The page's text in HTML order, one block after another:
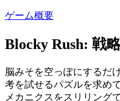
ゲーム概要
Blocky Rush: 戦
脳みそを空っぽにするだ
考を試せるパズルを求め
メカニクスをスリリング